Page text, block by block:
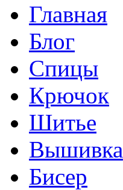
Главная
Блог
Спицы
Крючок
Шитье
Вышивка
Бисер